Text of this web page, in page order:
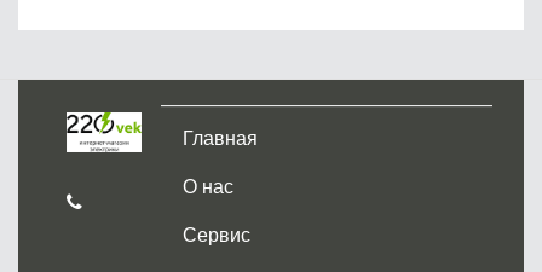
Главная
О нас
Сервис